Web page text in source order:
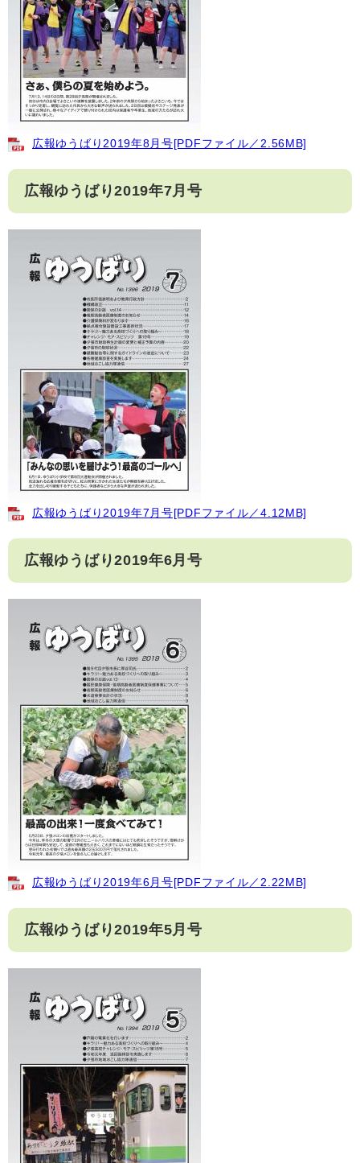
広報ゆうばり2019年8月号[PDFファイル／2.56MB]
広報ゆうばり2019年7月号
広報ゆうばり2019年7月号[PDFファイル／4.12MB]
広報ゆうばり2019年6月号
広報ゆうばり2019年6月号[PDFファイル／2.22MB]
広報ゆうばり2019年5月号